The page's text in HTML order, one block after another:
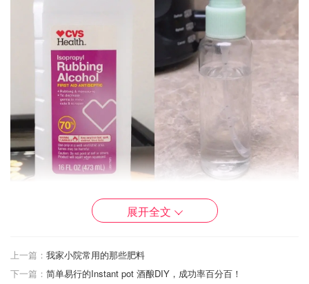
与酒精溶液相仿，主要也是用作双手的消毒，尤其是在外洗
手不方便时，免洗洗手液是最佳选择了。
展开全文
上一篇： 我家小院常用的那些肥料
下一篇： 简单易行的Instant pot 酒酿DIY，成功率百分百！